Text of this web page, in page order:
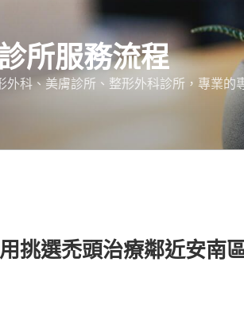
所服務流程
外科、美膚診所、整形外科診所，專業
挑選禿頭治療鄰近安南